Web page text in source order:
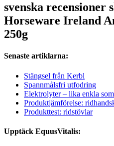
svenska recensioner
Horseware Ireland
250g
Senaste artiklarna:
Stängsel från Kerbl
Spannmålsfri utfodring
Elektrolyter – lika enkla
Produktjämförelse:
Produkttest: ridstövlar
Upptäck EquusVitalis: